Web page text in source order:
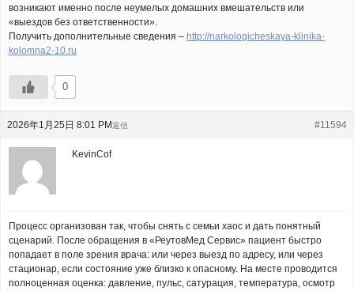
возникают именно после неумелых домашних вмешательств или
«выездов без ответственности».
Получить дополнительные сведения – http://narkologicheskaya-klinika-
kolomna2-10.ru
0
2026年1月25日 8:01 PM #11594
返信
KevinCof
Процесс организован так, чтобы снять с семьи хаос и дать понятный
сценарий. После обращения в «РеутовМед Сервис» пациент быстро
попадает в поле зрения врача: или через выезд по адресу, или через
стационар, если состояние уже близко к опасному. На месте проводится
полноценная оценка: давление, пульс, сатурация, температура, осмотр